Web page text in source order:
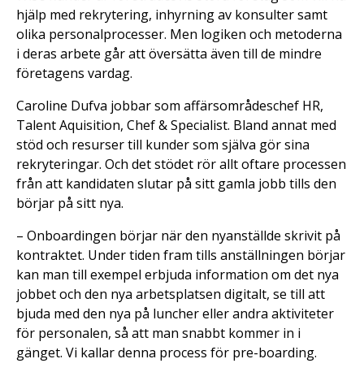
hjälp med rekrytering, inhyrning av konsulter samt
olika personalprocesser. Men logiken och metoderna
i deras arbete går att översätta även till de mindre
företagens vardag.
Caroline Dufva jobbar som affärsområdeschef HR,
Talent Aquisition, Chef & Specialist. Bland annat med
stöd och resurser till kunder som själva gör sina
rekryteringar. Och det stödet rör allt oftare processen
från att kandidaten slutar på sitt gamla jobb tills den
börjar på sitt nya.
– Onboardingen börjar när den nyanställde skrivit på
kontraktet. Under tiden fram tills anställningen börjar
kan man till exempel erbjuda information om det nya
jobbet och den nya arbetsplatsen digitalt, se till att
bjuda med den nya på luncher eller andra aktiviteter
för personalen, så att man snabbt kommer in i
gänget. Vi kallar denna process för pre-boarding.